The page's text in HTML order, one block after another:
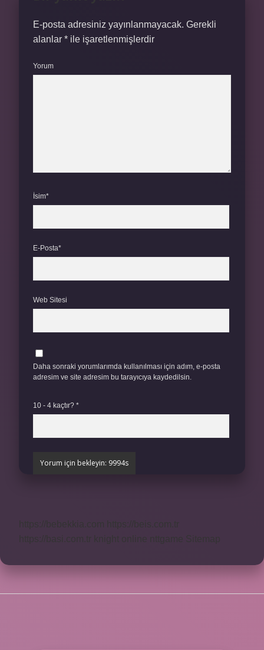
E-posta adresiniz yayınlanmayacak. Gerekli
alanlar * ile işaretlenmişlerdir
Yorum
İsim*
E-Posta*
Web Sitesi
Daha sonraki yorumlarımda kullanılması için adım, e-posta
adresim ve site adresim bu tarayıcıya kaydedilsin.
10 - 4 kaçtır? *